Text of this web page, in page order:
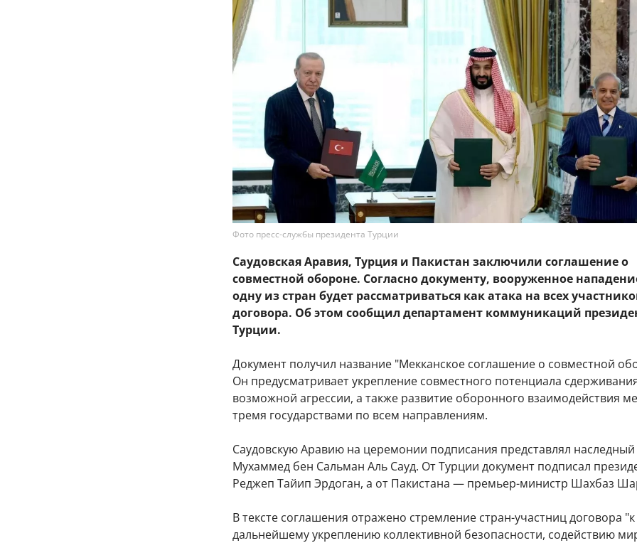
Фото пресс-службы президента Турции
Саудовская Аравия, Турция и Пакистан заключили соглашение о
совместной обороне. Согласно документу, вооруженное
одну из стран будет рассматриваться как атака на всех
договора. Об этом сообщил департамент коммуникаций
Турции.
Документ получил название "Мекканское соглашение о совместной
Он предусматривает укрепление совместного потенциала
возможной агрессии, а также развитие оборонного взаимодействия
тремя государствами по всем направлениям.
Саудовскую Аравию на церемонии подписания представлял
Мухаммед бен Сальман Аль Сауд. От Турции документ подписал
Реджеп Тайип Эрдоган, а от Пакистана — премьер-министр Шахбаз
В тексте соглашения отражено стремление стран-участниц договора "к
дальнейшему укреплению коллективной безопасности, содействию